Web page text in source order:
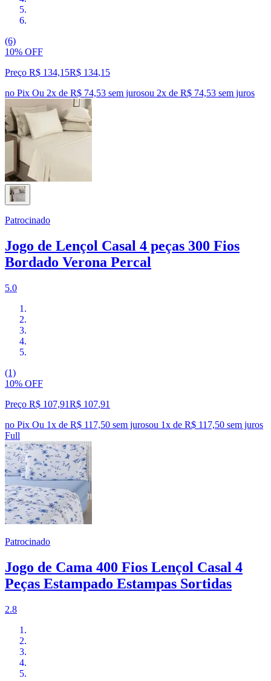
(6)
10% OFF
Preço R$ 134,15R$ 134,15
no Pix Ou 2x de R$ 74,53 sem jurosou 2x de R$ 74,53 sem juros
Patrocinado
Jogo de Lençol Casal 4 peças 300 Fios
Bordado Verona Percal
5.0
(1)
10% OFF
Preço R$ 107,91R$ 107,91
no Pix Ou 1x de R$ 117,50 sem jurosou 1x de R$ 117,50 sem juros
Full
Patrocinado
Jogo de Cama 400 Fios Lençol Casal 4
Peças Estampado Estampas Sortidas
2.8